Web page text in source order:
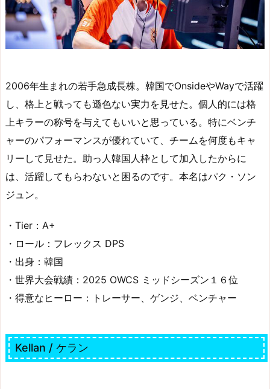
2006年生まれの若手急成長株。韓国でOnsideやWayで活躍
し、格上と戦っても遜色ない実力を見せた。個人的には格
上キラーの称号を与えてもいいと思っている。特にベンチ
ャーのパフォーマンスが優れていて、チームを何度もキャ
リーして見せた。助っ人韓国人枠として加入したからに
は、活躍してもらわないと困るのです。本名はパク・ソン
ジュン。
・Tier：A+
・ロール：フレックス DPS
・出身：韓国
・世界大会戦績：2025 OWCS ミッドシーズン１６位
・得意なヒーロー：トレーサー、ゲンジ、ベンチャー
Kellan / ケラン